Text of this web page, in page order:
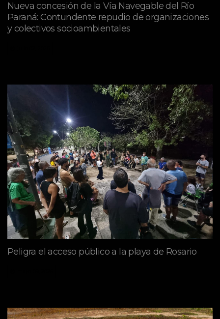
Nueva concesión de la Vía Navegable del Río
Paraná: Contundente repudio de organizaciones
y colectivos socioambientales
Peligra el acceso público a la playa de Rosario